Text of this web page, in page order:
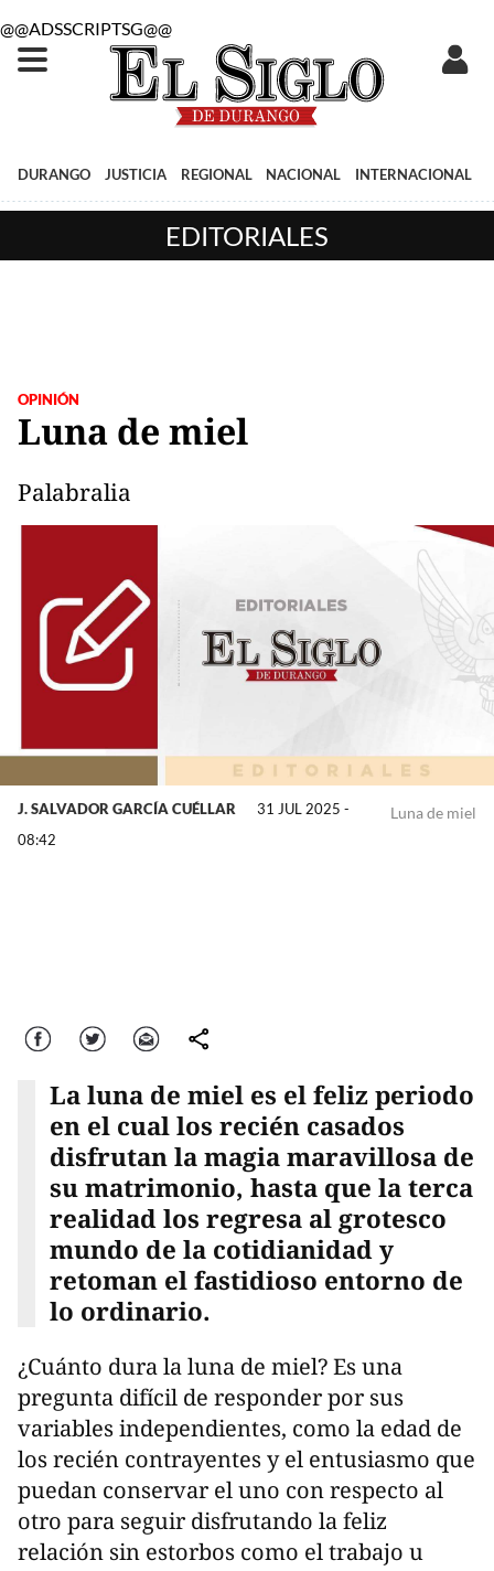
@@ADSSCRIPTSG@@
DURANGO JUSTICIA REGIONAL NACIONAL INTERNACIONAL
EDITORIALES
OPINIÓN
Luna de miel
Palabralia
Luna de miel
J. SALVADOR GARCÍA CUÉLLAR
31 JUL 2025 -
08:42
Facebook Twitter Correo comparte
La luna de miel es el feliz periodo
en el cual los recién casados
disfrutan la magia maravillosa de
su matrimonio, hasta que la terca
realidad los regresa al grotesco
mundo de la cotidianidad y
retoman el fastidioso entorno de
lo ordinario.
¿Cuánto dura la luna de miel? Es una
pregunta difícil de responder por sus
variables independientes, como la edad de
los recién contrayentes y el entusiasmo que
puedan conservar el uno con respecto al
otro para seguir disfrutando la feliz
relación sin estorbos como el trabajo u